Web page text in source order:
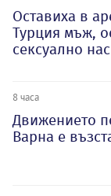
Оставиха в
Турция мъж,
сексуално
8 часа
Движението
Варна е